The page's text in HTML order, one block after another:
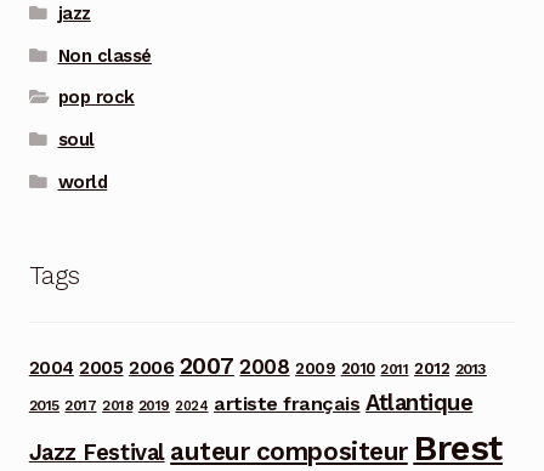
jazz
Non classé
pop rock
soul
world
Tags
2004 2005 2006 2007 2008 2009 2010 2011 2012 2013
2015 2017 2018 2019 2024 artiste français Atlantique
Jazz Festival auteur compositeur Brest